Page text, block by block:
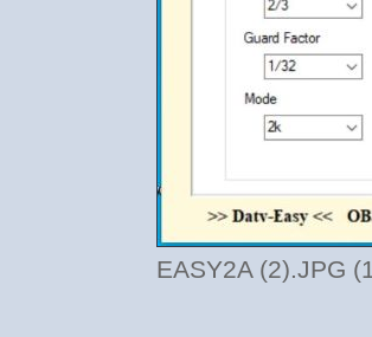
EASY2A (2).JPG